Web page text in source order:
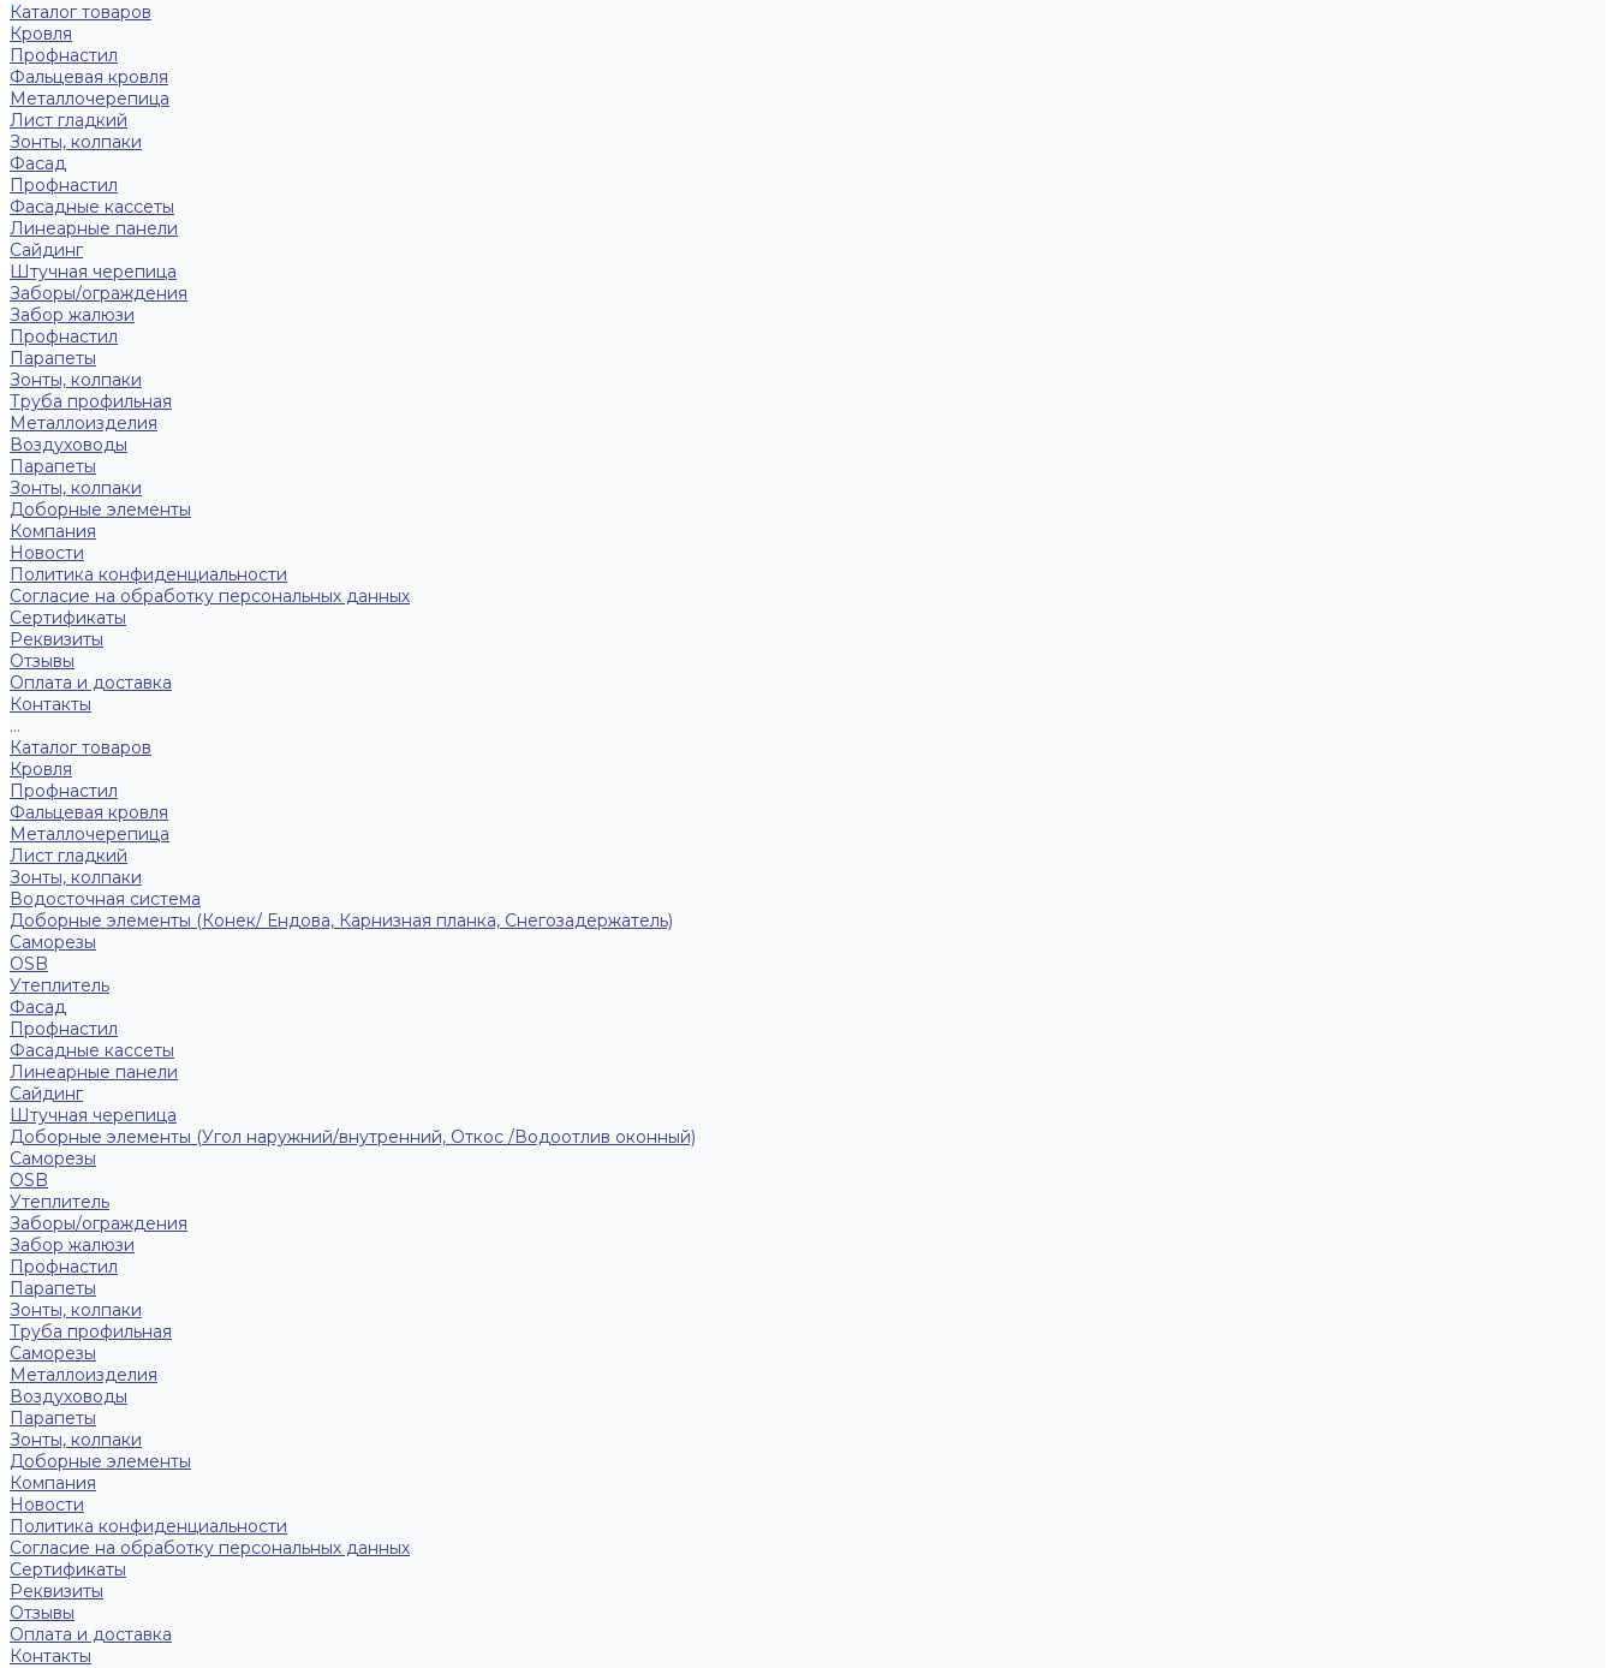
Каталог товаров
Кровля
Профнастил
Фальцевая кровля
Металлочерепица
Лист гладкий
Зонты, колпаки
Фасад
Профнастил
Фасадные кассеты
Линеарные панели
Сайдинг
Штучная черепица
Заборы/ограждения
Забор жалюзи
Профнастил
Парапеты
Зонты, колпаки
Труба профильная
Металлоизделия
Воздуховоды
Парапеты
Зонты, колпаки
Доборные элементы
Компания
Новости
Политика конфиденциальности
Согласие на обработку персональных данных
Сертификаты
Реквизиты
Отзывы
Оплата и доставка
Контакты
...
Каталог товаров
Кровля
Профнастил
Фальцевая кровля
Металлочерепица
Лист гладкий
Зонты, колпаки
Водосточная система
Доборные элементы (Конек/ Ендова, Карнизная планка, Снегозадержатель)
Саморезы
ОSB
Утеплитель
Фасад
Профнастил
Фасадные кассеты
Линеарные панели
Сайдинг
Штучная черепица
Доборные элементы (Угол наружний/внутренний, Откос /Водоотлив оконный)
Саморезы
OSB
Утеплитель
Заборы/ограждения
Забор жалюзи
Профнастил
Парапеты
Зонты, колпаки
Труба профильная
Саморезы
Металлоизделия
Воздуховоды
Парапеты
Зонты, колпаки
Доборные элементы
Компания
Новости
Политика конфиденциальности
Согласие на обработку персональных данных
Сертификаты
Реквизиты
Отзывы
Оплата и доставка
Контакты